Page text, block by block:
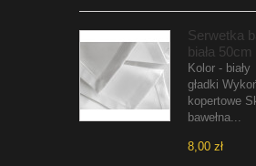
Serwetka
biała
Kolor -
gładki
kopertowe
bawełna...
8,00 zł